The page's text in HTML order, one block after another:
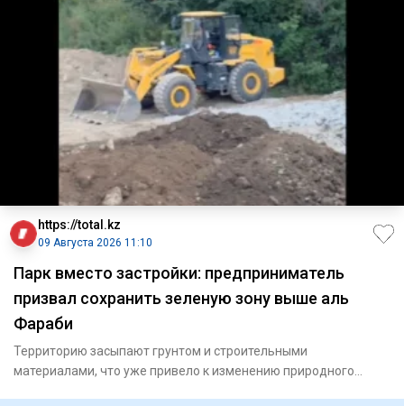
https://total.kz
09 Августа 2026 11:10
Парк вместо застройки: предприниматель
призвал сохранить зеленую зону выше аль
Фараби
Территорию засыпают грунтом и строительными
материалами, что уже привело к изменению природного